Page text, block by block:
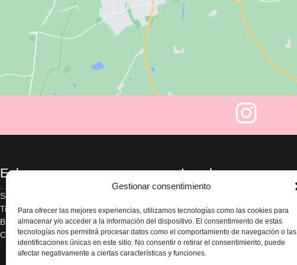
Gestionar consentimiento
Para ofrecer las mejores experiencias, utilizamos tecnologías como las cookies para
almacenar y/o acceder a la información del dispositivo. El consentimiento de estas
tecnologías nos permitirá procesar datos como el comportamiento de navegación o las
identificaciones únicas en este sitio. No consentir o retirar el consentimiento, puede
afectar negativamente a ciertas características y funciones.
Enlaces
Sobre nosotros
Tienda
Blog
Contacte con nosotros
Legal
Política de privacidad
Términos y condiciones
Envío y devoluciones
Accesibilidad